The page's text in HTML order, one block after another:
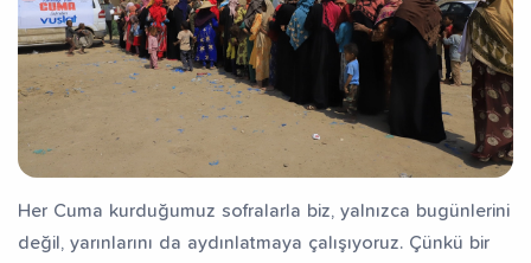
Her Cuma kurduğumuz sofralarla biz, yalnızca bugünlerini
değil, yarınlarını da aydınlatmaya çalışıyoruz. Çünkü bir